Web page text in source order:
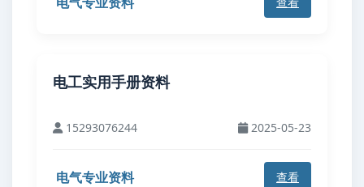
电工实用手册资料
15293076244 2025-05-23
电气专业资料 查看